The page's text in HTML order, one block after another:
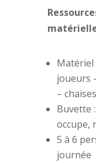
Matériel
joueurs
–
Buvette :
occupe,
5 à 6
journée